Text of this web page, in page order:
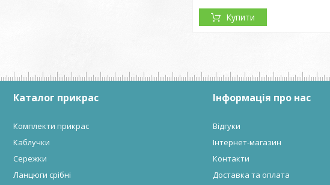
Купити
Каталог прикрас
Комплекти прикрас
Каблучки
Сережки
Ланцюги срібні
Інформація про нас
Відгуки
Інтернет-магазин
Контакти
Доставка та оплата